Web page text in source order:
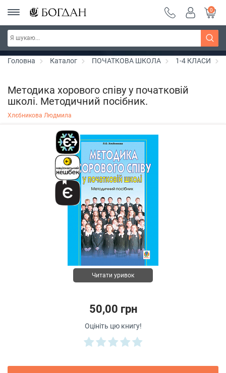
РОЗПРОДАЖ ~ 150 грн ~ 200 грн ~ 250 грн ~
300 грн ~ РОЗПРОДАЖ
Дізнатись більше
0
Головна Каталог ПОЧАТКОВА ШКОЛА 1-4 КЛАСИ
Методика хорового співу у початковій
школі. Методичний посібник.
Хлєбникова Людмила
Читати уривок
50,00 грн
Оцініть цю книгу!